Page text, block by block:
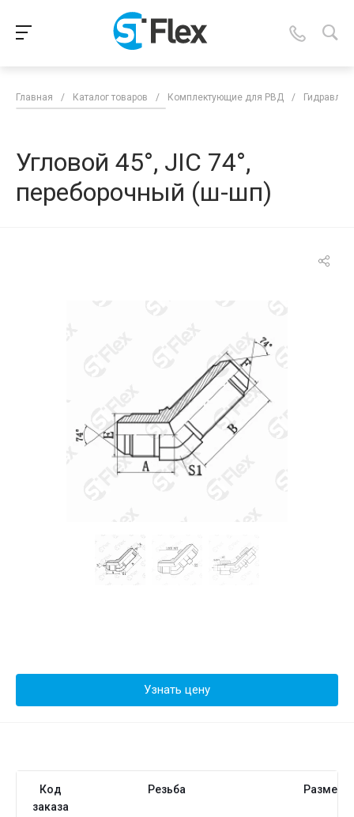
Главная / Каталог товаров / Комплектующие для РВД /
Угловой 45°, JIC 74°,
переборочный (ш-шп)
Узнать цену
Код
заказа
Резьба Размеры